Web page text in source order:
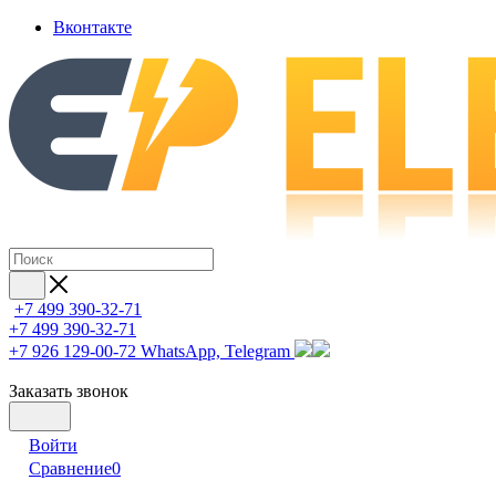
Вконтакте
+7 499 390-32-71
+7 499 390-32-71
+7 926 129-00-72 WhatsApp, Telegram
Заказать звонок
Войти
Сравнение0